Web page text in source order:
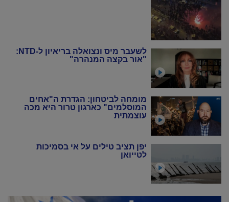
לשעבר מיס ונצואלה בריאיון ל-NTD:
"אור בקצה המנהרה"
מומחה לביטחון: הגדרת ה"אחים
המוסלמים" כארגון טרור היא מכה
עוצמתית
יפן תציב טילים על אי בסמיכות
לטייואן